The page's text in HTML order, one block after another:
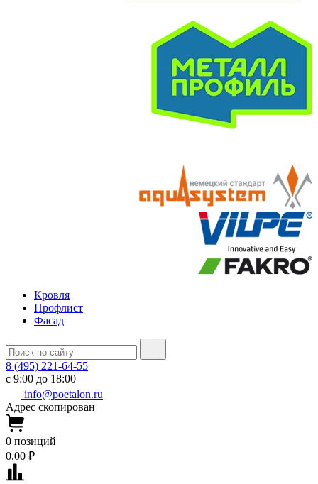
Кровля
Профлист
Фасад
8 (495) 221-64-55
с 9:00 до 18:00
info@poetalon.ru
Адрес скопирован
0 позиций
0.00 ₽